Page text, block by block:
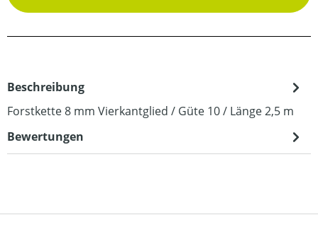
Beschreibung
Forstkette 8 mm Vierkantglied / Güte 10 / Länge 2,5 m
Bewertungen